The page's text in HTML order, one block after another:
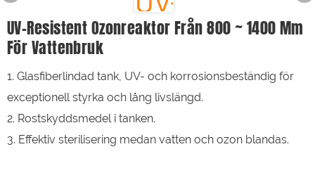
UV-Resistent Ozonreaktor Från 800 ~ 1400 Mm
För Vattenbruk
1. Glasfiberlindad tank, UV- och korrosionsbeständig för
exceptionell styrka och lång livslängd.
2. Rostskyddsmedel i tanken.
3. Effektiv sterilisering medan vatten och ozon blandas.